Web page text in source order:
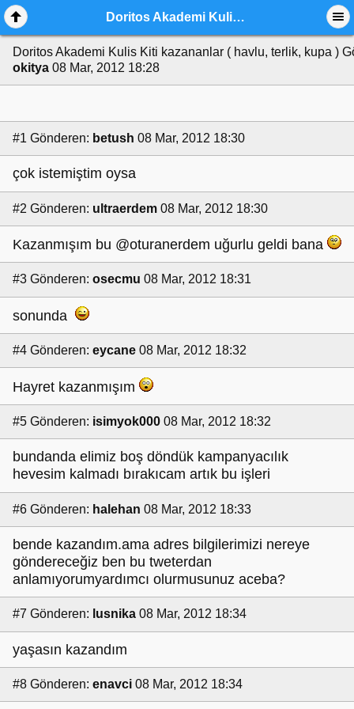
Doritos Akademi Kulis Kiti kazananlar ( havlu, terlik, kupa )
Doritos Akademi Kulis Kiti kazananlar ( havlu, terlik, kupa )
okitya 08 Mar, 2012 18:28
#1 Gönderen: betush 08 Mar, 2012 18:30
çok istemiştim oysa
#2 Gönderen: ultraerdem 08 Mar, 2012 18:30
Kazanmışım bu @oturanerdem uğurlu geldi bana
#3 Gönderen: osecmu 08 Mar, 2012 18:31
sonunda
#4 Gönderen: eycane 08 Mar, 2012 18:32
Hayret kazanmışım
#5 Gönderen: isimyok000 08 Mar, 2012 18:32
bundanda elimiz boş döndük kampanyacılık
hevesim kalmadı bırakıcam artık bu işleri
#6 Gönderen: halehan 08 Mar, 2012 18:33
bende kazandım.ama adres bilgilerimizi nereye
göndereceğiz ben bu tweterdan
anlamıyorumyardımcı olurmusunuz aceba?
#7 Gönderen: lusnika 08 Mar, 2012 18:34
yaşasın kazandım
#8 Gönderen: enavci 08 Mar, 2012 18:34